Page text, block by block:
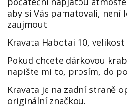
aby si Vás pamatovali, není
zaujmout.
Kravata Habotai 10, velikost
Pokud chcete dárkovou
napište mi to, prosím, do
Kravata je na zadní straně
originální značkou.